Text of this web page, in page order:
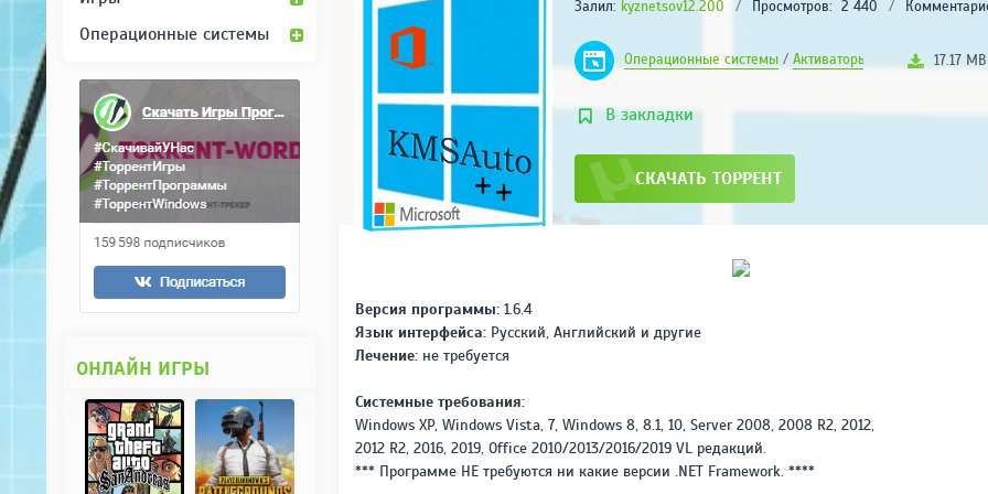
Залил: kyznetsov12.200 / Просмотров: 2 440 /
17.17 MB
Операционные системы/ Активаторы
В закладки
СКАЧАТЬ ТОРРЕНТ
Версия программы:1.6.4
Язык интерфейса:Русский, Английский и другие
Лечение:не требуется
Системные требования:
Windows XP, Windows Vista, 7, Windows 8, 8.1, 10, Server 2008, 2008 R2, 2012,
2012 R2, 2016, 2019, Office 2010/2013/2016/2019 VL редакций.
*** Программе НЕ требуются ни какие версии .NET Framework. ****
Операционные системы
ОНЛАЙН ИГРЫ
РУССКОМ